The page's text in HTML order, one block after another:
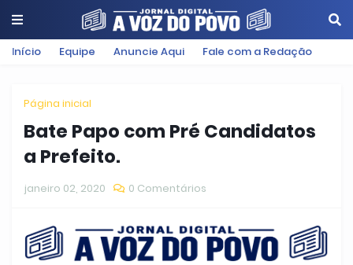
Início Equipe Anuncie Aqui Fale com a Redação
Página inicial
Bate Papo com Pré Candidatos
a Prefeito.
janeiro 02, 2020 0 Comentários